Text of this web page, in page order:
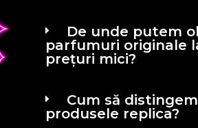
De unde putem
parfumuri originale
prețuri mici?
Cum să distingem
produsele replica?